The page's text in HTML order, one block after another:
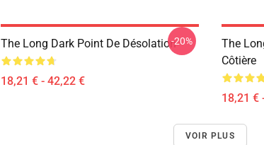
The Long Dark Point De Désolation
18,21 € - 42,22 €
-20%
The
Côtière
18,21 €
VOIR PLUS